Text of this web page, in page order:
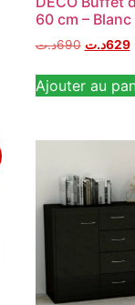
60 cm –
690د.ت 629د.ت
Ajouter au